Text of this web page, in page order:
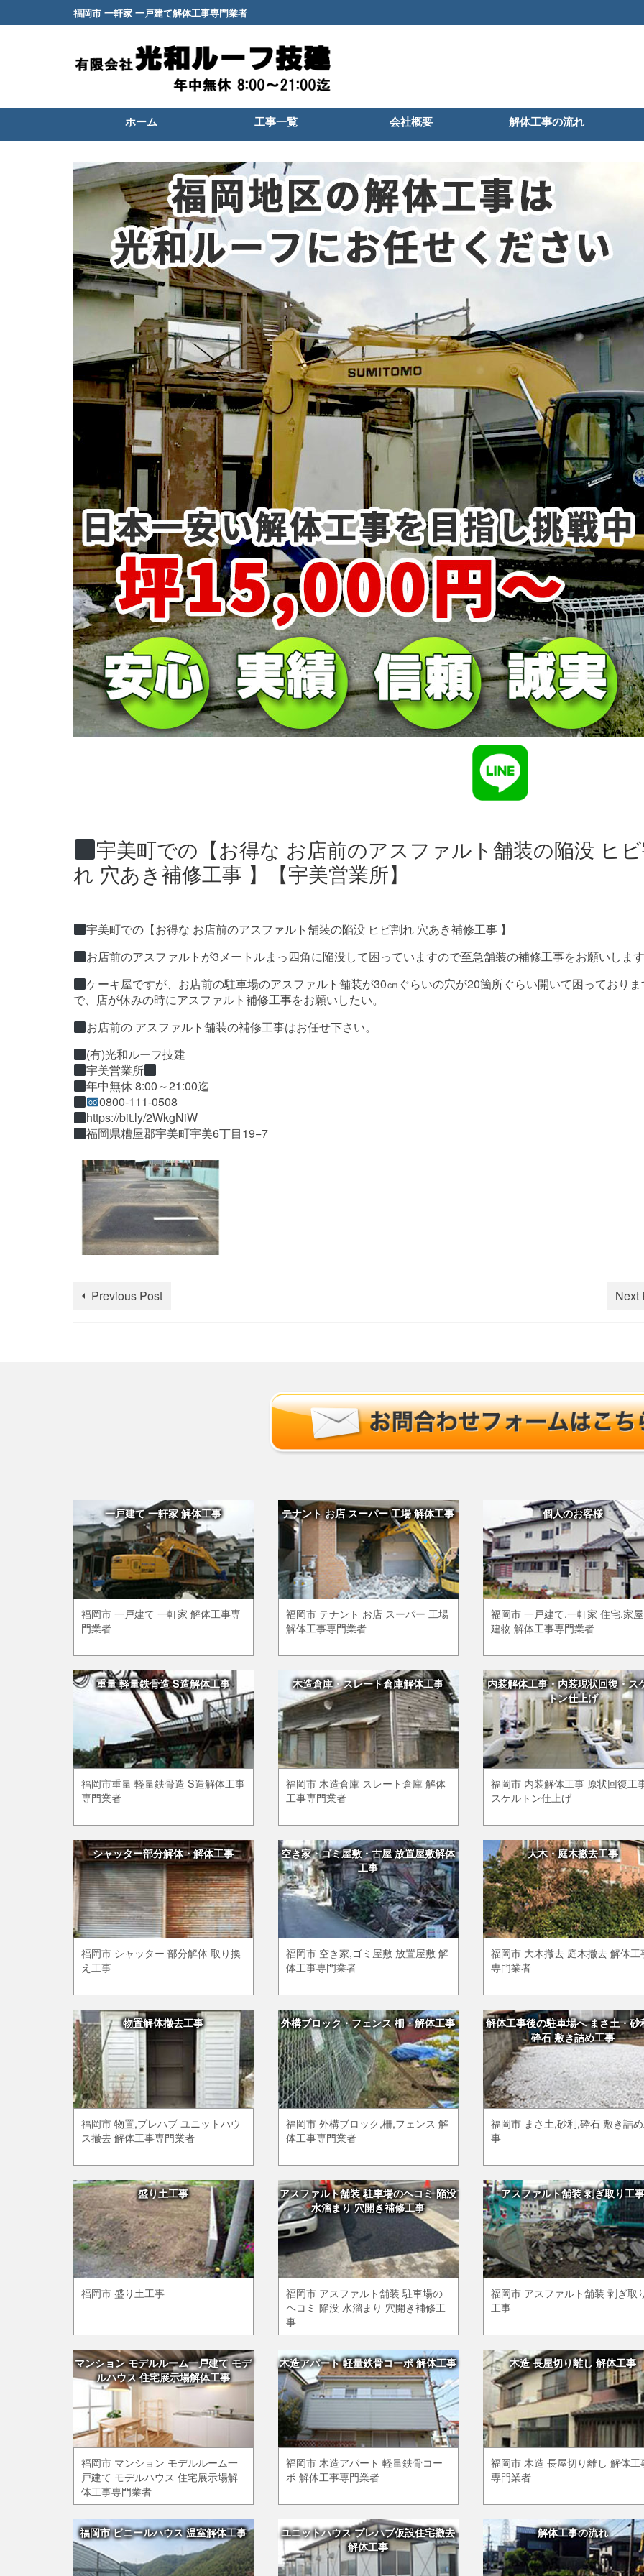
福岡市 一軒家 一戸建て解体工事専門業者
ホーム 工事一覧 会社概要 解体工事の流れ
宇美町での【お得な お店前のアスファルト舗装の陥没 ヒ
れ 穴あき補修工事 】【宇美営業所】
宇美町での【お得な お店前のアスファルト舗装の陥没 ヒビ割れ 穴あき補修工事 】
お店前のアスファルトが3メートルまっ四角に陥没して困っていますので至急舗装の補修工事をお願いしま
ケーキ屋ですが、お店前の駐車場のアスファルト舗装が30㎝ぐらいの穴が20箇所ぐらい開いて困っており
で、店が休みの時にアスファルト補修工事をお願いしたい。
お店前の アスファルト舗装の補修工事はお任せ下さい。
(有)光和ルーフ技建
宇美営業所
年中無休 8:00～21:00迄
0800-111-0508
https://bit.ly/2WkgNiW
福岡県糟屋郡宇美町宇美6丁目19−7
Previous Post Next
一戸建て 一軒家 解体工事
福岡市 一戸建て 一軒家 解体工事専
門業者
テナント お店 スーパー 工場 解体工事
福岡市 テナント お店 スーパー 工場
解体工事専門業者
個人のお客様
福岡市 一戸建て,一軒家 住宅,家
建物 解体工事専門業者
重量 軽量鉄骨造 S造解体工事
福岡市重量 軽量鉄骨造 S造解体工事
専門業者
木造倉庫・スレート倉庫解体工事
福岡市 木造倉庫 スレート倉庫 解体
工事専門業者
内装解体工事・内装現状回復・ス
トン仕上げ
福岡市 内装解体工事 原状回復工
スケルトン仕上げ
シャッター部分解体・解体工事
福岡市 シャッター 部分解体 取り換
え工事
空き家・ゴミ屋敷・古屋 放置屋敷解体
工事
福岡市 空き家,ゴミ屋敷 放置屋敷 解
体工事専門業者
大木・庭木撤去工事
福岡市 大木撤去 庭木撤去 解体工
専門業者
物置解体撤去工事
福岡市 物置,プレハブ ユニットハウ
ス撤去 解体工事専門業者
外構ブロック・フェンス 柵・解体工事
福岡市 外構ブロック,柵,フェンス 解
体工事専門業者
解体工事後の駐車場へ まさ土・砂
砕石 敷き詰め工事
福岡市 まさ土,砂利,砕石 敷き詰
事
盛り土工事
福岡市 盛り土工事
アスファルト舗装 駐車場のヘコミ 陥没
水溜まり 穴開き補修工事
福岡市 アスファルト舗装 駐車場の
ヘコミ 陥没 水溜まり 穴開き補修工
事
アスファルト舗装 剥ぎ取り工
福岡市 アスファルト舗装 剥ぎ取
工事
マンション モデルルーム一戸建て モデ
ルハウス 住宅展示場解体工事
福岡市 マンション モデルルーム一
戸建て モデルハウス 住宅展示場解
体工事専門業者
木造アパート 軽量鉄骨コーポ 解体工事
福岡市 木造アパート 軽量鉄骨コー
ポ 解体工事専門業者
木造 長屋切り離し 解体工事
福岡市 木造 長屋切り離し 解体工
専門業者
福岡市 ビニールハウス 温室解体工事
ユニットハウス プレハブ仮設住宅撤去
解体工事
解体工事の流れ